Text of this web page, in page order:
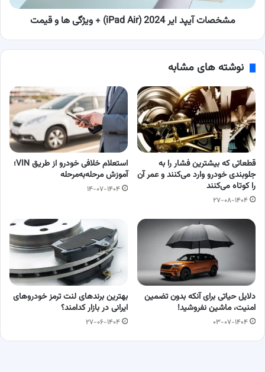
ها
مشخصات آیپد ایر 2024 (iPad Air) + ویژگی ها و قیمت
نوشته های مشابه
قطعاتی که بیشترین فشار را به
جلوبندی خودرو وارد می‌کنند و عمر آن
را کوتاه می‌کنند
۲۷-۰۸-۱۴۰۴
استعلام خلافی خودرو از طریق VIN؛
آموزش مرحله‌به‌مرحله
۱۴-۰۷-۱۴۰۴
دلایل حیاتی برای آنکه بدون تضمین
امنیت، ماشین نفروشید!
۰۳-۰۷-۱۴۰۴
بهترین برندهای لنت ترمز خودروهای
ایرانی در بازار کدامند؟
۲۷-۰۶-۱۴۰۴